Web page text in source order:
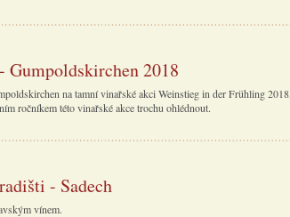
2018
na tamní vinařské akci Weinstieg in der Frühling 2018,
ročníkem této vinařské akce trochu ohlédnout.
- Sadech
vínem.